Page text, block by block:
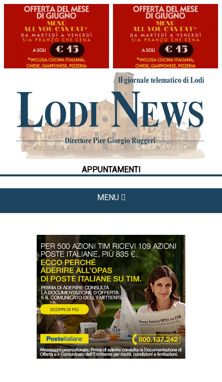
APPUNTAMENTI
MENU
HOME
CRONACA
POLITICA
LA FOTO
METEO
CULTURA
DAL TERRITORIO
OROSCOPO
LA PIAZZA
ANIMALI
OCCHIO ALLA TRUFFA
NECROLOGI